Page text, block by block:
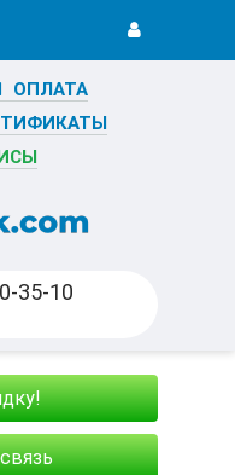
ОПЛАТА
35-10